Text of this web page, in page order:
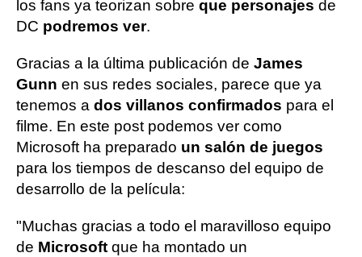
los fans ya teorizan sobre que personajes de
DC podremos ver.
Gracias a la última publicación de James
Gunn en sus redes sociales, parece que ya
tenemos a dos villanos confirmados para el
filme. En este post podemos ver como
Microsoft ha preparado un salón de juegos
para los tiempos de descanso del equipo de
desarrollo de la película:
"Muchas gracias a todo el maravilloso equipo
de Microsoft que ha montado un